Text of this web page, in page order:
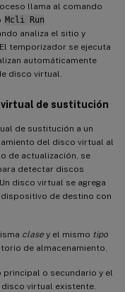
llama al comando
Mcli Run
analiza el sitio y
temporizador se ejecuta
automáticamente
disco virtual.
de sustitución
de sustitución a un
del disco virtual al
de actualización, se
detectar discos
disco virtual se agrega
dispositivo de destino con
clase y el mismo tipo
de almacenamiento.
o secundario y el
virtual existente.